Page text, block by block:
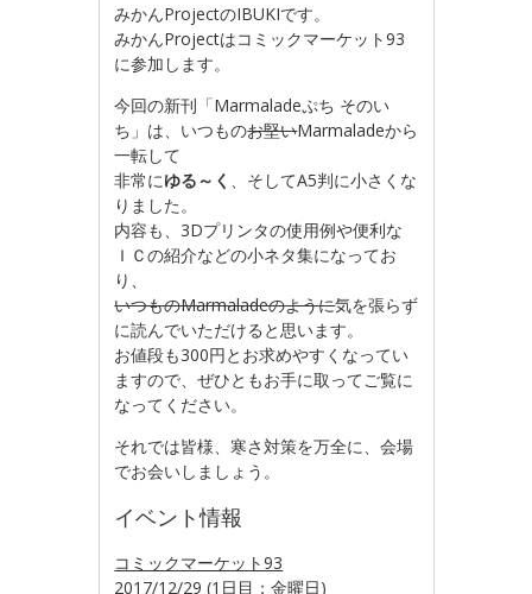
みかんProjectのIBUKIです。
みかんProjectはコミックマーケット93
に参加します。
今回の新刊「Marmaladeぷち そのい
ち」は、いつものお堅いMarmaladeから
一転して
非常にゆる～く 、そしてA5判に小さくな
りました。
内容も、3Dプリンタの使用例や便利な
ＩＣの紹介などの小ネタ集になってお
り、
いつものMarmaladeのように気を張らず
に読んでいただけると思います。
お値段も300円とお求めやすくなってい
ますので、ぜひともお手に取ってご覧に
なってください。
それでは皆様、寒さ対策を万全に、会場
でお会いしましょう。
イベント情報
コミックマーケット93
2017/12/29 (1日目；金曜日)